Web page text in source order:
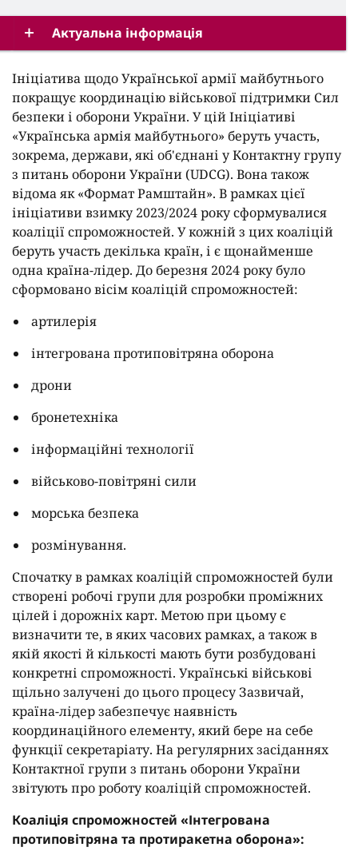
Актуальна інформація
Ініціатива щодо Української армії майбутнього
покращує координацію військової підтримки Сил
безпеки і оборони України. У цій Ініціативі
«Українська армія майбутнього» беруть участь,
зокрема, держави, які об'єднані у Контактну групу
з питань оборони України (UDCG). Вона також
відома як «Формат Рамштайн». В рамках цієї
ініціативи взимку 2023/2024 року сформувалися
коаліції спроможностей. У кожній з цих коаліцій
беруть участь декілька країн, і є щонайменше
одна країна-лідер. До березня 2024 року було
сформовано вісім коаліцій спроможностей:
артилерія
інтегрована протиповітряна оборона
дрони
бронетехніка
інформаційні технології
військово-повітряні сили
морська безпека
розмінування.
Спочатку в рамках коаліцій спроможностей були
створені робочі групи для розробки проміжних
цілей і дорожніх карт. Метою при цьому є
визначити те, в яких часових рамках, а також в
якій якості й кількості мають бути розбудовані
конкретні спроможності. Українські військові
щільно залучені до цього процесу Зазвичай,
країна-лідер забезпечує наявність
координаційного елементу, який бере на себе
функції секретаріату. На регулярних засіданнях
Контактної групи з питань оборони України
звітують про роботу коаліцій спроможностей.
Коаліція спроможностей «Інтегрована
протиповітряна та протиракетна оборона»: